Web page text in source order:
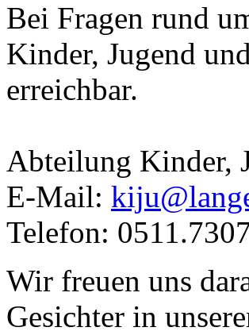
Bei Fragen rund
Kinder, Jugend
erreichbar.
Abteilung Kinder,
E-Mail:
Telefon:
Wir freuen uns
Gesichter in